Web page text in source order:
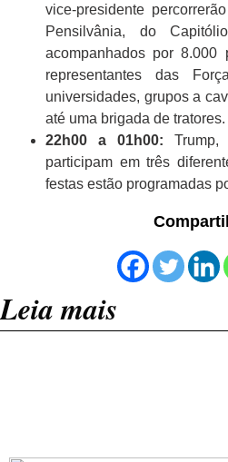
vice-presidente
Pensilvânia, do
acompanhados por 8.000
representantes das
universidades, grupos a
até uma brigada de tratores.
22h00 a 01h00: Trump,
participam em três
festas estão programadas
Leia mais